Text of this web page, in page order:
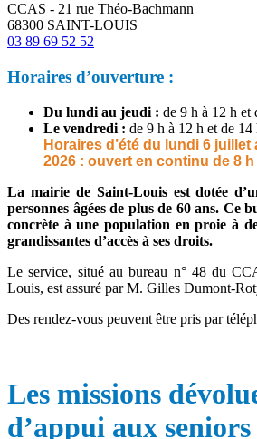
CCAS - 21 rue Théo-Bachmann
68300 SAINT-LOUIS
03 89 69 52 52
Horaires d’ouverture :
Du lundi au jeudi : de 9 h à 12 h et
Le vendredi : de 9 h à 12 h et de
Horaires d’été du lundi 6
2026 : ouvert en continu de 8 h
La mairie de Saint-Louis est dotée
personnes âgées de plus de 60 ans. Ce
concrète à une population en proie à
grandissantes d’accès à ses droits.
Le service, situé au bureau n° 48 du
Louis, est assuré par M. Gilles Dumont-
Des rendez-vous peuvent être pris par
Les missions
d’appui aux seniors